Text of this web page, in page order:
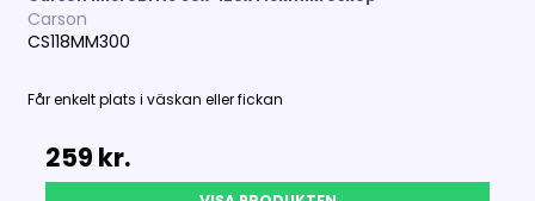
Carson
CS118MM300
Får enkelt plats i väskan eller fickan
259 kr.